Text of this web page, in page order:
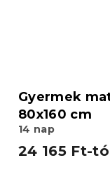
Gyermek
80x160 cm
14 nap
24 165 Ft-